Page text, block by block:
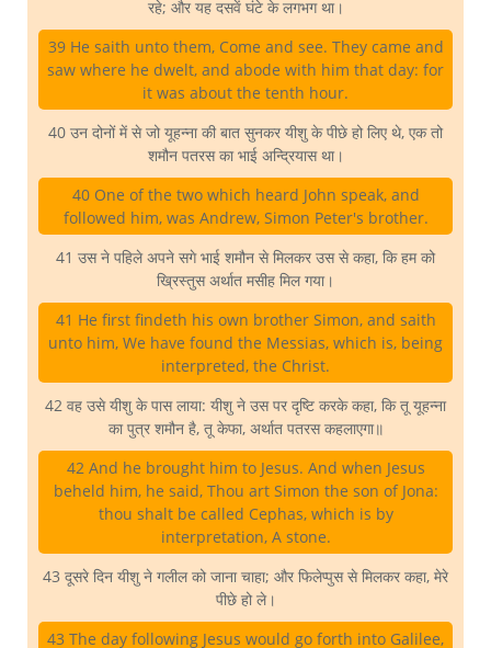
रहे; और यह दसवें घंटे के लगभग था।
39 He saith unto them, Come and see. They came and
saw where he dwelt, and abode with him that day: for
it was about the tenth hour.
40 उन दोनों में से जो यूहन्ना की बात सुनकर यीशु के पीछे हो लिए थे, एक तो
शमौन पतरस का भाई अन्द्रियास था।
40 One of the two which heard John speak, and
followed him, was Andrew, Simon Peter's brother.
41 उस ने पहिले अपने सगे भाई शमौन से मिलकर उस से कहा, कि हम को
ख्रिस्तुस अर्थात मसीह मिल गया।
41 He first findeth his own brother Simon, and saith
unto him, We have found the Messias, which is, being
interpreted, the Christ.
42 वह उसे यीशु के पास लाया: यीशु ने उस पर दृष्टि करके कहा, कि तू यूहन्ना
का पुत्र शमौन है, तू केफा, अर्थात पतरस कहलाएगा॥
42 And he brought him to Jesus. And when Jesus
beheld him, he said, Thou art Simon the son of Jona:
thou shalt be called Cephas, which is by
interpretation, A stone.
43 दूसरे दिन यीशु ने गलील को जाना चाहा; और फिलेप्पुस से मिलकर कहा, मेरे
पीछे हो ले।
43 The day following Jesus would go forth into Galilee,